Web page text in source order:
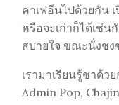
คาเฟอีนไปด้วยกัน
หรือจะเก่าก็ได้เช่
สบายใจ ขณะนั่งชง
เรามาเรียนรู้ชาด้ว
Admin Pop, Chajin